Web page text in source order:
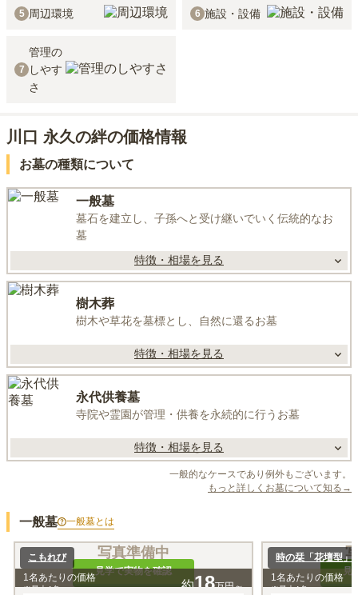
5 周辺環境 6 施設・設備
7
管理の
しやす
さ
川口 永久の絆の価格情報
お墓の種類について
一般墓
墓石を建立し、子孫へと受け継いでいく伝統的なお
墓
特徴・相場を見る
樹木葬
樹木や草花を墓標とし、自然に還るお墓
特徴・相場を見る
永代供養墓
寺院や霊園が管理・供養を永続的に行うお墓
特徴・相場を見る
一般的なケースであり例外もございます。
もっと詳しくお墓について知る→
一般墓 一般墓とは
写真準備中
見学で実物を確認
こもれび
1名あたりの価格
※最大4名 約18万円～
見
時の栞「花壇型」
1名あたりの価格
※最大4名